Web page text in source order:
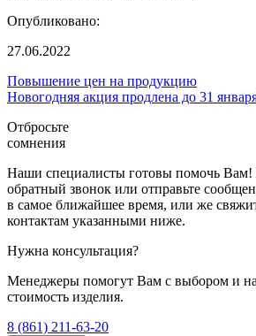
Опубликовано:
27.06.2022
Повышение цен на продукцию
Новогодняя акция продлена до 31
Отбросьте
сомнения
Наши специалисты готовы помочь Вам!
обратный звонок или отправьте
в самое ближайшее время, или же
контактам указанными ниже.
Нужна консультация?
Менеджеры помогут Вам с выбором и
стоимость изделия.
8 (861) 211-63-20